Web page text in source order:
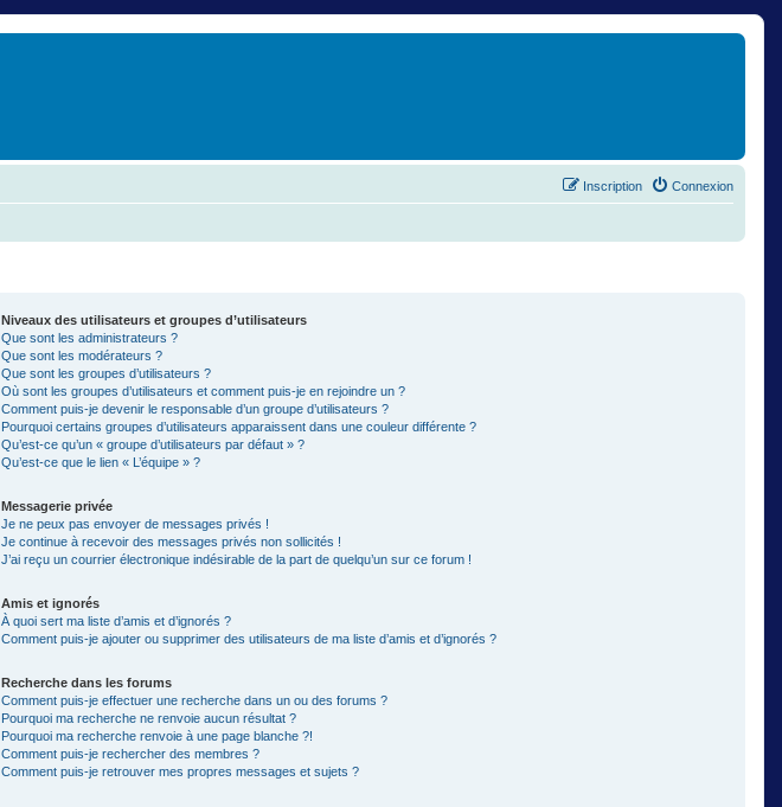
Connexion
Inscription
Niveaux des utilisateurs et groupes d’utilisateurs
Que sont les administrateurs ?
Que sont les modérateurs ?
Que sont les groupes d’utilisateurs ?
Où sont les groupes d’utilisateurs et comment puis-je en rejoindre un ?
Comment puis-je devenir le responsable d’un groupe d’utilisateurs ?
Pourquoi certains groupes d’utilisateurs apparaissent dans une couleur différente ?
Qu’est-ce qu’un « groupe d’utilisateurs par défaut » ?
Qu’est-ce que le lien « L’équipe » ?
Messagerie privée
Je ne peux pas envoyer de messages privés !
Je continue à recevoir des messages privés non sollicités !
J’ai reçu un courrier électronique indésirable de la part de quelqu’un sur ce forum !
Amis et ignorés
À quoi sert ma liste d’amis et d’ignorés ?
Comment puis-je ajouter ou supprimer des utilisateurs de ma liste d’amis et d’ignorés ?
Recherche dans les forums
Comment puis-je effectuer une recherche dans un ou des forums ?
Pourquoi ma recherche ne renvoie aucun résultat ?
Pourquoi ma recherche renvoie à une page blanche ?!
Comment puis-je rechercher des membres ?
Comment puis-je retrouver mes propres messages et sujets ?